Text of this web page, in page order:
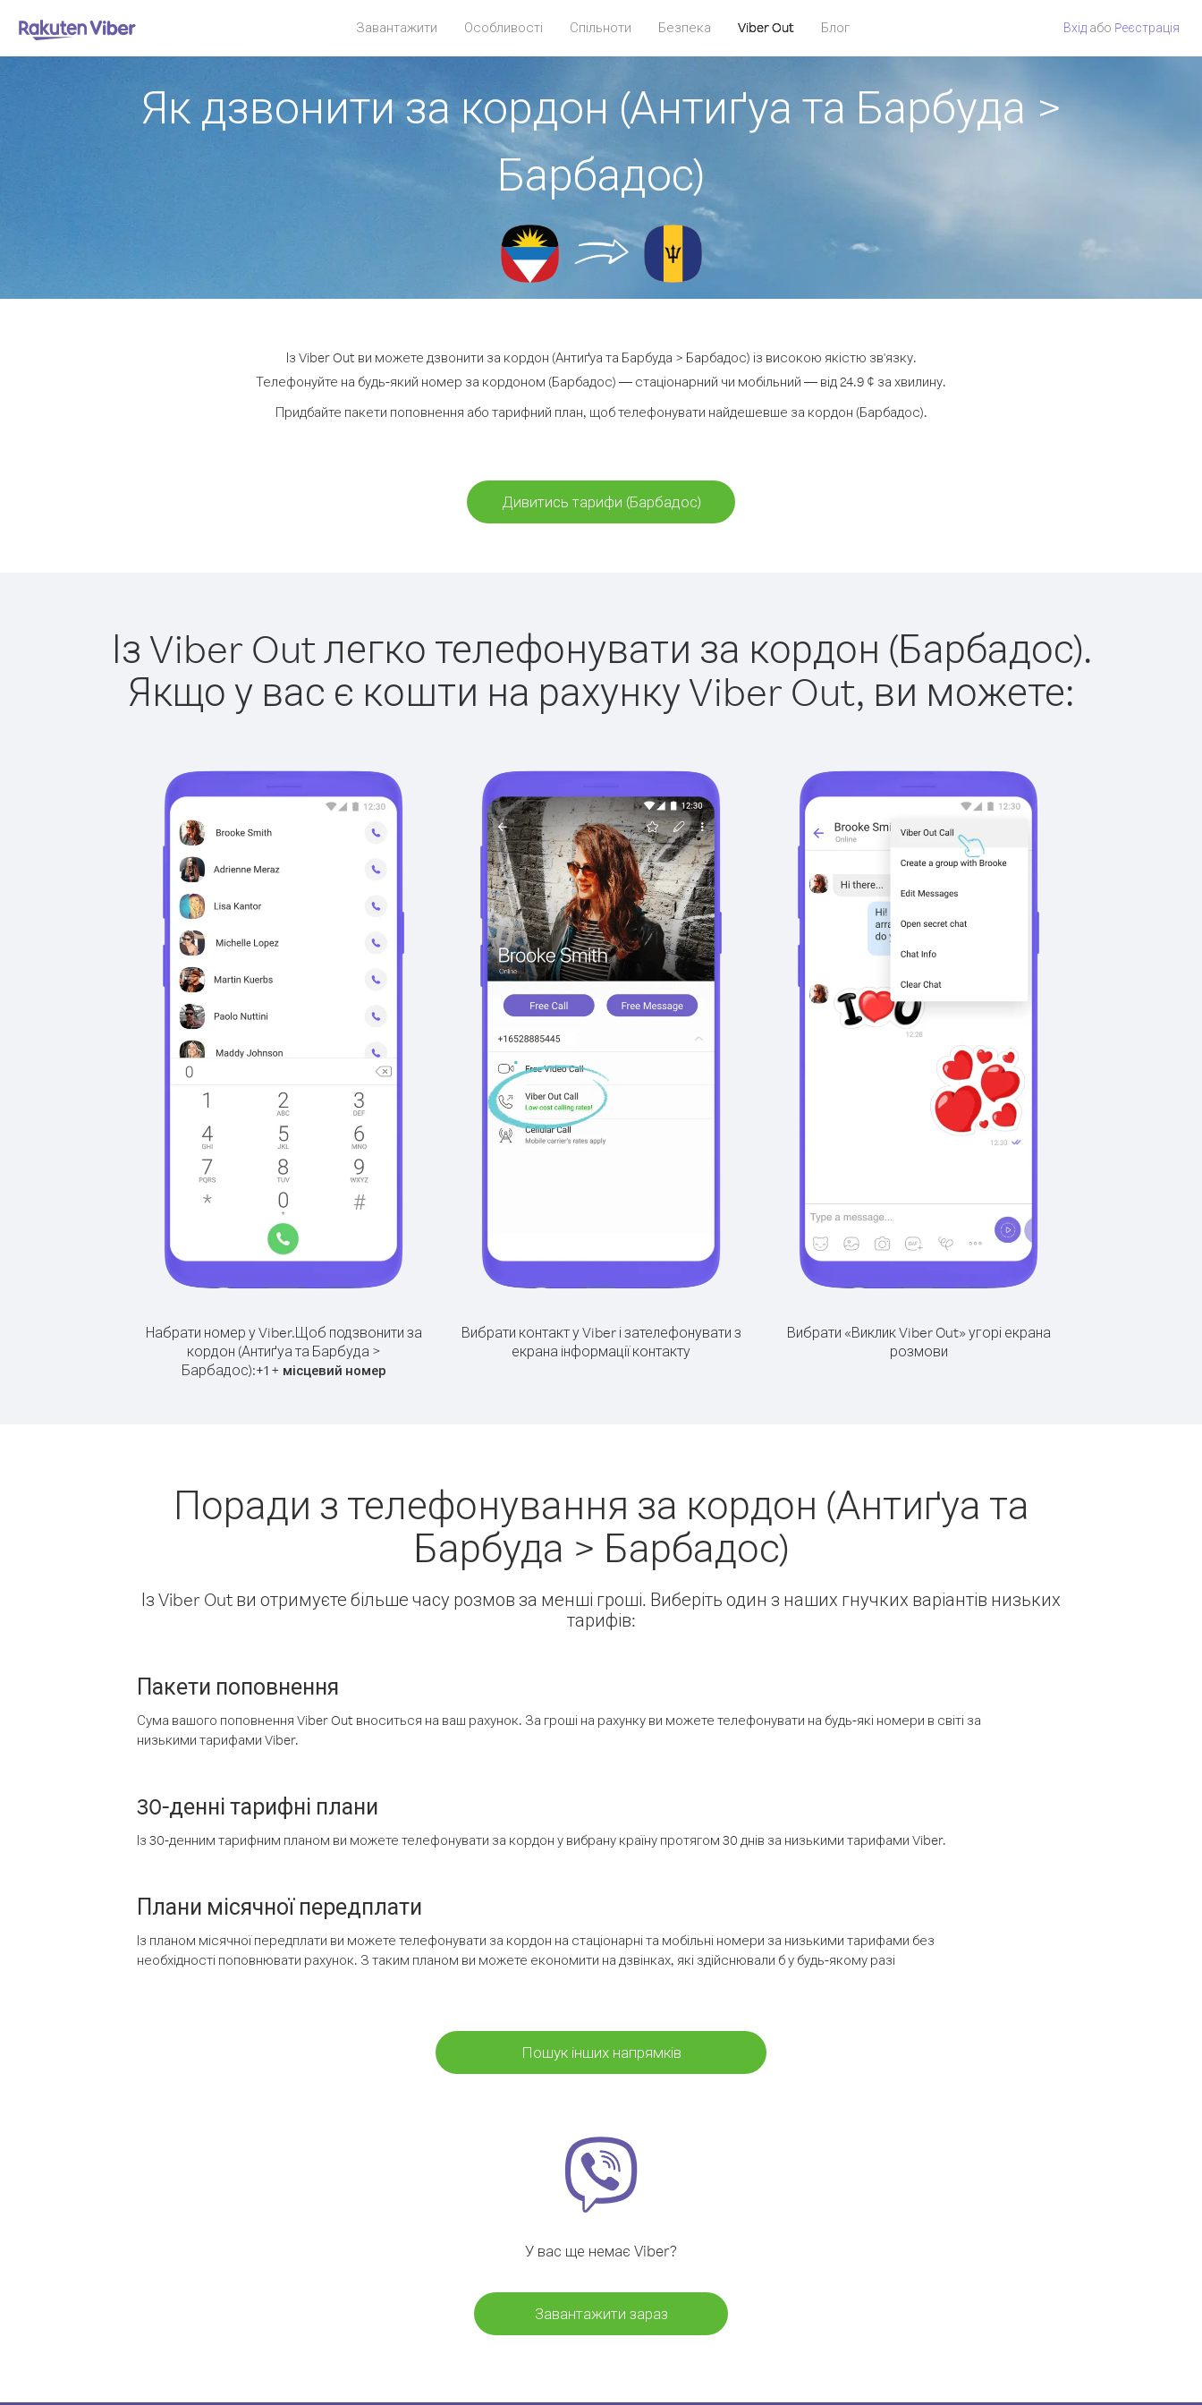
Завантажити Особливості Спільноти Безпека Viber Out Блог Вхід або Pеєстрація
Як дзвонити за кордон (Антиґуа та Барбуда >
Барбадос)
Із Viber Out ви можете дзвонити за кордон (Антиґуа та Барбуда > Барбадос) із високою якістю зв'язку.
Телефонуйте на будь-який номер за кордоном (Барбадос) — стаціонарний чи мобільний — від 24.9 ¢ за хвилину.
Придбайте пакети поповнення або тарифний план, щоб телефонувати найдешевше за кордон (Барбадос).
Дивитись тарифи (Барбадос)
Із Viber Out легко телефонувати за кордон (Барбадос).
Якщо у вас є кошти на рахунку Viber Out, ви можете:
Набрати номер у Viber.Щоб подзвонити за
кордон (Антиґуа та Барбуда >
Барбадос):+1+ місцевий номер
Вибрати контакт у Viber і зателефонувати з
екрана інформації контакту
Вибрати «Виклик Viber Out» угорі екрана
розмови
Поради з телефонування за кордон (Антиґуа та
Барбуда > Барбадос)
Із Viber Out ви отримуєте більше часу розмов за менші гроші. Виберіть один з наших гнучких варіантів низьких
тарифів:
Пакети поповнення
Сума вашого поповнення Viber Out вноситься на ваш рахунок. За гроші на рахунку ви можете телефонувати на будь-які номери в світі за
низькими тарифами Viber.
30-денні тарифні плани
Із 30-денним тарифним планом ви можете телефонувати за кордон у вибрану країну протягом 30 днів за низькими тарифами Viber.
Плани місячної передплати
Із планом місячної передплати ви можете телефонувати за кордон на стаціонарні та мобільні номери за низькими тарифами без
необхідності поповнювати рахунок. З таким планом ви можете економити на дзвінках, які здійснювали б у будь-якому разі
Пошук інших напрямків
У вас ще немає Viber?
Завантажити зараз